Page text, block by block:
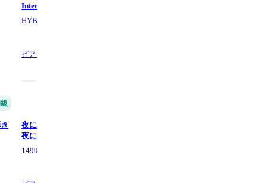
Intermediate - BTS (방탄소년단)
HYBE Sheet Music
ピアノ,
夜に駆ける (ピアノ,楽譜,YOASOBI,
夜に駆ける,中級) - YOASOBI
149968th kokomu